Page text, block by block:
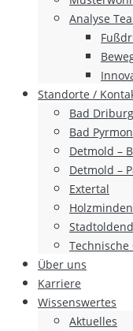
Analyse
Standorte /
Bad Driburg
Bad
Detmold –
Detmold –
Extertal
Über uns
Karriere
Wissenswertes
Aktuelles